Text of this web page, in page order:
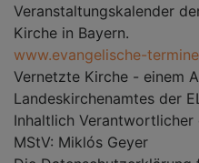
Veranstaltungskalender
Kirche in Bayern.
www.evangelische-
Vernetzte Kirche - einem
Landeskirchenamtes der
Inhaltlich Verantwortlicher
MStV: Miklós Geyer